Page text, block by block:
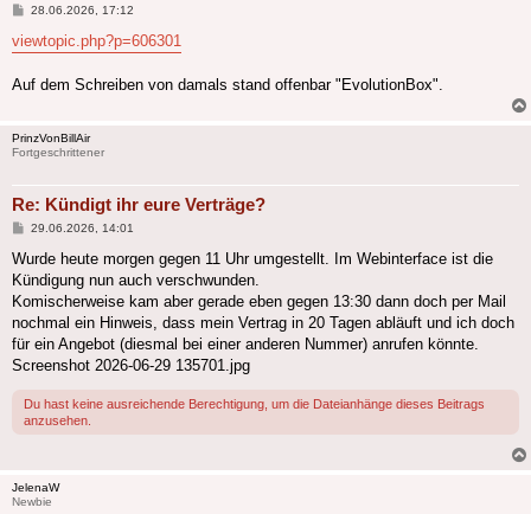
Beitrag
28.06.2026, 17:12
viewtopic.php?p=606301
Auf dem Schreiben von damals stand offenbar "EvolutionBox".
PrinzVonBillAir
Fortgeschrittener
Re: Kündigt ihr eure Verträge?
Beitrag
29.06.2026, 14:01
Wurde heute morgen gegen 11 Uhr umgestellt. Im Webinterface ist die
Kündigung nun auch verschwunden.
Komischerweise kam aber gerade eben gegen 13:30 dann doch per Mail
nochmal ein Hinweis, dass mein Vertrag in 20 Tagen abläuft und ich doch
für ein Angebot (diesmal bei einer anderen Nummer) anrufen könnte.
Screenshot 2026-06-29 135701.jpg
Du hast keine ausreichende Berechtigung, um die Dateianhänge dieses Beitrags
anzusehen.
JelenaW
Newbie